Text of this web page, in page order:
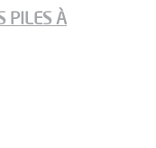
PILES À